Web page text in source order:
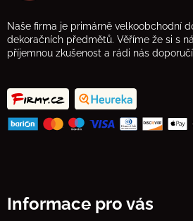
Naše firma je primárně velkoobchodní
dekoračních předmětů. Věříme že si s
příjemnou zkušenost a rádi nás
Informace pro vás